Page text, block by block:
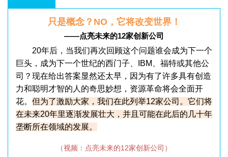
只是概念？NO，它将改变世界！
——点亮未来的12家创新公司
20年后，当我们再次回顾这个问题谁会成为下一个
巨头，成为下一个世纪的西门子、IBM、福特或其他公
司？现在给出答案显然还太早，因为有了许多具有创造
力和聪明才智的人的奇思妙想，资源革命将会全面开
花。 但为了激励大家，我们在此列举12家公司。它们将
在未来20年里逐渐发展壮大，并且可能在此后的几十年
垄断所在领域的发展。
（视频：点亮未来的12家创新公司）